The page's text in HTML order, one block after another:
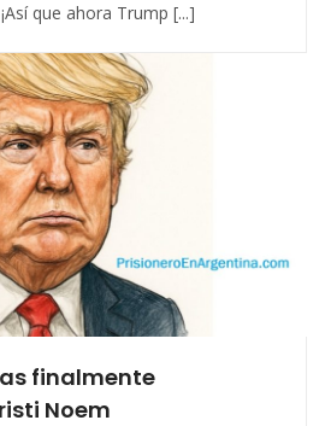
que ahora Trump [...]
finalmente
Noem